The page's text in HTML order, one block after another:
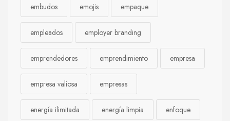
embudos emojis empaque
empleados employer branding
emprendedores emprendimiento empresa
empresa valiosa empresas
energía ilimitada energía limpia enfoque